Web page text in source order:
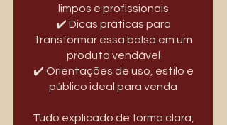
limpos e profissionais
✔️ Dicas práticas para
transformar essa bolsa em um
produto vendável
✔️ Orientações de uso, estilo e
público ideal para venda
Tudo explicado de forma clara,